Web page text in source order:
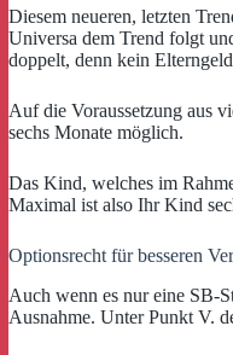
Diesem neueren, letzten
Universa dem Trend folgt
doppelt, denn kein
Auf die Voraussetzung aus
sechs Monate möglich.
Das Kind, welches im
Maximal ist also Ihr Kind
Optionsrecht für besseren
Auch wenn es nur eine SB-
Ausnahme. Unter Punkt V.